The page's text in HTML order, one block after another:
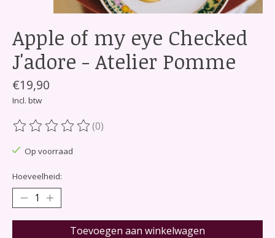
Apple of my eye Checked
J'adore - Atelier Pomme
€19,90
Incl. btw
De beoordeling van dit product is
(0)
Op voorraad
Hoeveelheid:
Toevoegen aan winkelwagen